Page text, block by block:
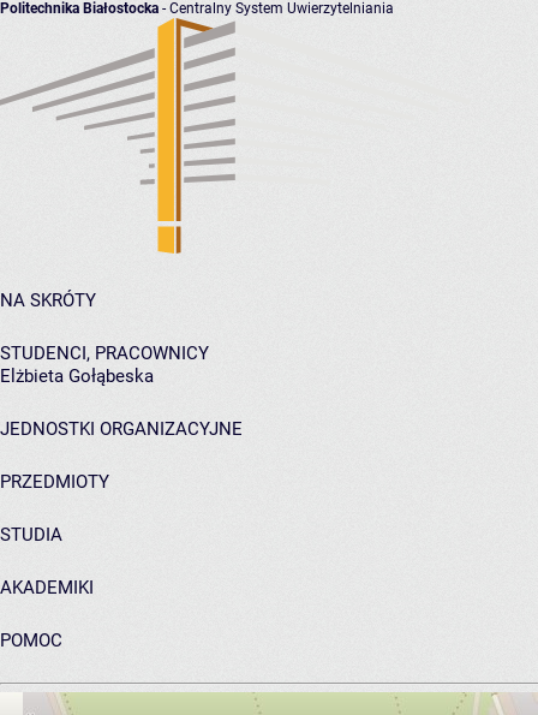
Politechnika Białostocka - Centralny System Uwierzytelniania
NA SKRÓTY
STUDENCI, PRACOWNICY
Elżbieta Gołąbeska
JEDNOSTKI ORGANIZACYJNE
PRZEDMIOTY
STUDIA
AKADEMIKI
POMOC